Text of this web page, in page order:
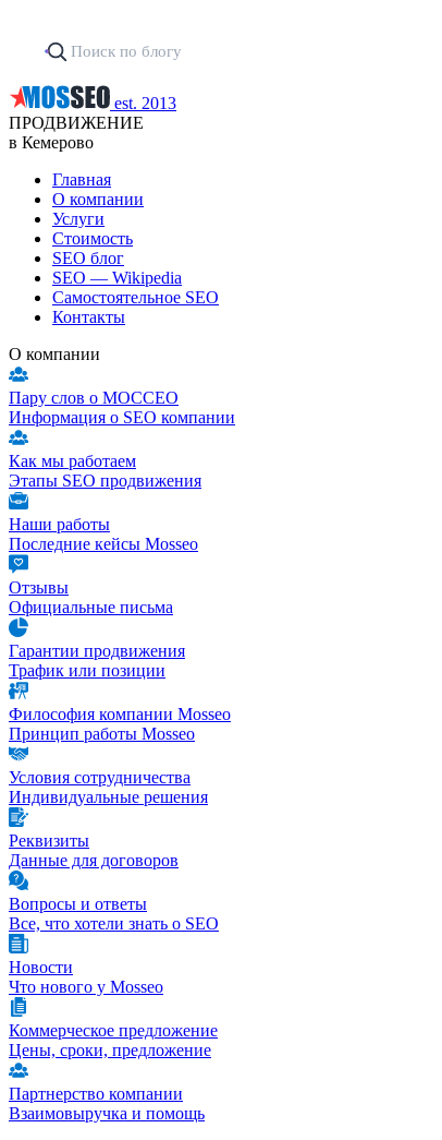
est. 2013
ПРОДВИЖЕНИЕ
в Кемерово
Главная
О компании
Услуги
Стоимость
SEO блог
SEO — Wikipedia
Самостоятельное SEO
Контакты
О компании
Пару слов о МОССЕО
Информация о SEO компании
Как мы работаем
Этапы SEO продвижения
Наши работы
Последние кейсы Mosseo
Отзывы
Официальные письма
Гарантии продвижения
Трафик или позиции
Философия компании Mosseo
Принцип работы Mosseo
Условия сотрудничества
Индивидуальные решения
Реквизиты
Данные для договоров
Вопросы и ответы
Все, что хотели знать о SEO
Новости
Что нового у Mosseo
Коммерческое предложение
Цены, сроки, предложение
Партнерство компании
Взаимовыручка и помощь